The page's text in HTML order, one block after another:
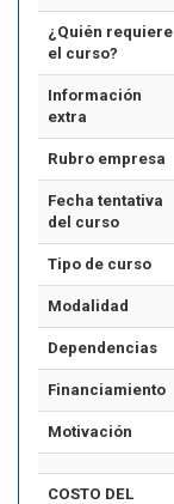
¿Quién requiere
el curso?
Información
extra
Rubro empresa
Fecha tentativa
del curso
Tipo de curso
Modalidad
Dependencias
Financiamiento
Motivación
COSTO DEL